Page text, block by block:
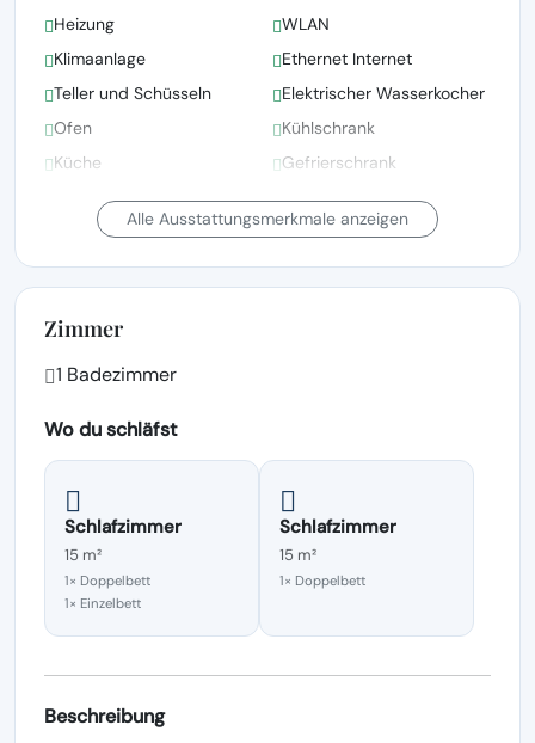
Heizung
WLAN
Klimaanlage
Ethernet Internet
Teller und Schüsseln
Elektrischer Wasserkocher
Ofen
Kühlschrank
Küche
Gefrierschrank
Bettwäsche vorhanden
Bettwäsche, Handtücher
und Wäsche gemäß den
Behörden gewaschen
Alle Ausstattungsmerkmale anzeigen
Zimmer
1 Badezimmer
Wo du schläfst
Schlafzimmer
15 m²
1× Doppelbett
1× Einzelbett
Schlafzimmer
15 m²
1× Doppelbett
Beschreibung